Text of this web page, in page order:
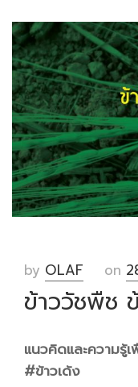
by OLAF on
ข้าววัชพืช
แนวคิดและความ
#ข้าวเด้ง